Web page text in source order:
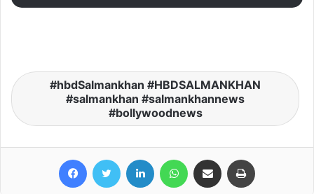
hbdSalmankhan #HBDSALMANKHAN
#salmankhan #salmankhannews
#bollywoodnews
FacebookTwitter LinkedIn WhatsAppShare via Email